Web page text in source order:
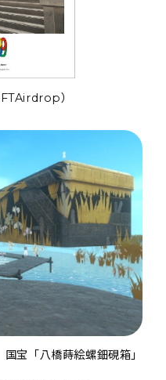
）
宝「八橋蒔絵螺鈿硯箱」